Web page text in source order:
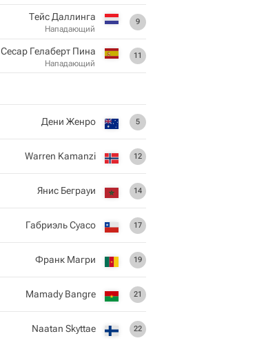
9
Тейс Даллинга
Нападающий
11
Сесар Гелаберт Пина
Нападающий
5
Дени Женро
12
Warren Kamanzi
14
Янис Беграуи
17
Габриэль Суасо
19
Франк Магри
21
Mamady Bangre
22
Naatan Skyttae